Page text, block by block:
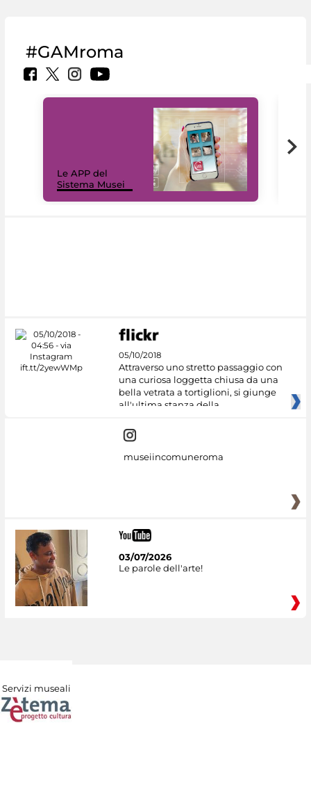
#GAMroma
Le APP del
Sistema Musei
05/10/2018
Attraverso uno stretto passaggio con
una curiosa loggetta chiusa da una
bella vetrata a tortiglioni, si giunge
all'ultima stanza della
museiincomuneroma
03/07/2026
Le parole dell'arte!
Servizi museali